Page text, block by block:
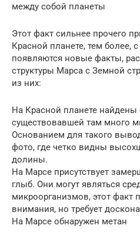
между собой планеты
Этот факт сильнее прочего
Красной планете, тем более,
появляются новые факты,
структуры Марса с Земной
из них:
На Красной планете
существовавшей там много
Основанием для такого
фото, где четко видны
долины.
На Марсе присутствует
глыб. Они могут являться
микроорганизмов, этот факт
внимания, но требует
На Марсе обнаружен метан